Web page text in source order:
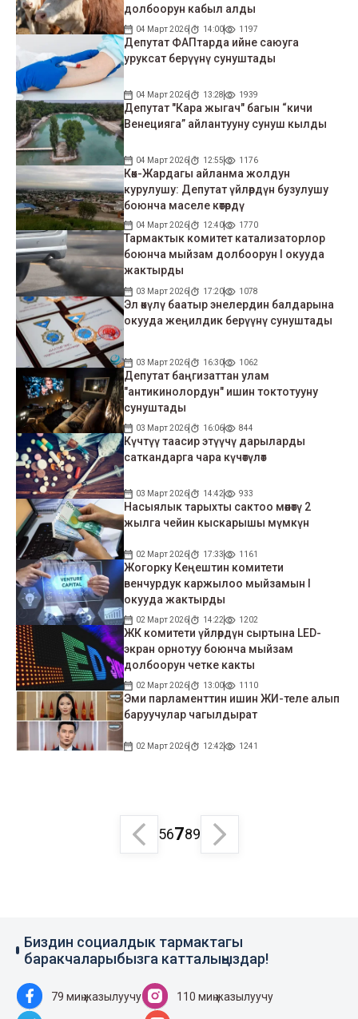
долбоорун кабыл алды
04 Март 2026 14:00 1197
Депутат ФАПтарда ийне саюуга
уруксат берүүнү сунуштады
04 Март 2026 13:28 1939
Депутат "Кара жыгач" багын “кичи
Венецияга” айлантууну сунуш кылды
04 Март 2026 12:55 1176
Көк-Жардагы айланма жолдун
курулушу: Депутат үйлөрдүн бузулушу
боюнча маселе көтөрдү
04 Март 2026 12:40 1770
Тармактык комитет катализаторлор
боюнча мыйзам долбоорун I окууда
жактырды
03 Март 2026 17:20 1078
Эл өкүлү баатыр энелердин балдарына
окууда жеңилдик берүүнү сунуштады
03 Март 2026 16:30 1062
Депутат баңгизаттан улам
"антикинолордун" ишин токтотууну
сунуштады
03 Март 2026 16:06 844
Күчтүү таасир этүүчү дарыларды
саткандарга чара күчөтүлөт
03 Март 2026 14:42 933
Насыялык тарыхты сактоо мөөнөтү 2
жылга чейин кыскарышы мүмкүн
02 Март 2026 17:33 1161
Жогорку Кеңештин комитети
венчурдук каржылоо мыйзамын I
окууда жактырды
02 Март 2026 14:22 1202
ЖК комитети үйлөрдүн сыртына LED-
экран орнотуу боюнча мыйзам
долбоорун четке какты
02 Март 2026 13:00 1110
Эми парламенттин ишин ЖИ-теле алып
баруучулар чагылдырат
02 Март 2026 12:42 1241
56789
Биздин социалдык тармактагы
баракчаларыбызга катталыңыздар!
79 миң жазылуучу 110 миң жазылуучу